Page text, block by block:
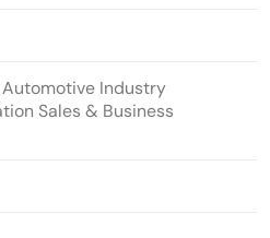
Industry
Sales & Business